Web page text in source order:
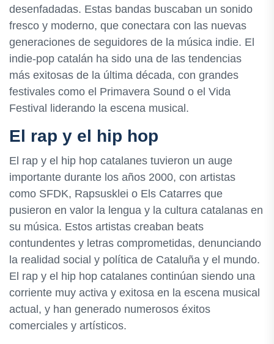
desenfadadas. Estas bandas buscaban un sonido
fresco y moderno, que conectara con las nuevas
generaciones de seguidores de la música indie. El
indie-pop catalán ha sido una de las tendencias
más exitosas de la última década, con grandes
festivales como el Primavera Sound o el Vida
Festival liderando la escena musical.
El rap y el hip hop
El rap y el hip hop catalanes tuvieron un auge
importante durante los años 2000, con artistas
como SFDK, Rapsusklei o Els Catarres que
pusieron en valor la lengua y la cultura catalanas en
su música. Estos artistas creaban beats
contundentes y letras comprometidas, denunciando
la realidad social y política de Cataluña y el mundo.
El rap y el hip hop catalanes continúan siendo una
corriente muy activa y exitosa en la escena musical
actual, y han generado numerosos éxitos
comerciales y artísticos.